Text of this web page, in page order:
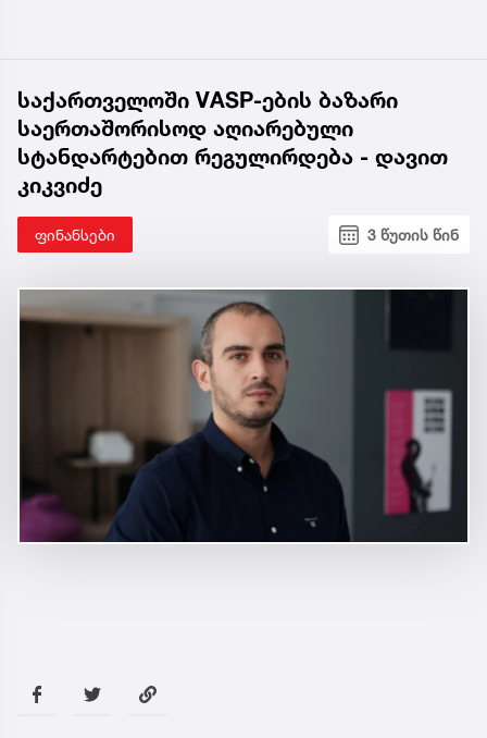
საქართველოში VASP-ების ბაზარი
საერთაშორისოდ აღიარებული
სტანდარტებით რეგულირდება - დავით
კიკვიძე
ფინანსები 3 წუთის წინ